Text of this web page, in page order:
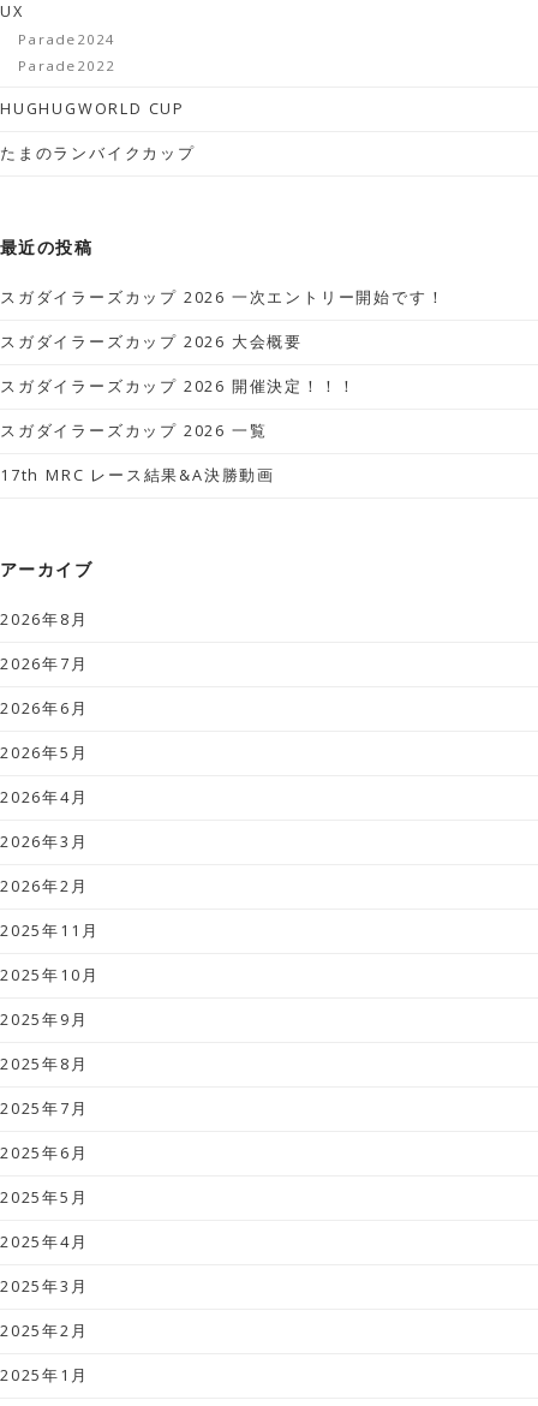
UX
Parade2024
Parade2022
HUGHUGWORLD CUP
たまのランバイクカップ
最近の投稿
スガダイラーズカップ 2026 一次エントリー開始です！
スガダイラーズカップ 2026 大会概要
スガダイラーズカップ 2026 開催決定！！！
スガダイラーズカップ 2026 一覧
17th MRC レース結果&A決勝動画
アーカイブ
2026年8月
2026年7月
2026年6月
2026年5月
2026年4月
2026年3月
2026年2月
2025年11月
2025年10月
2025年9月
2025年8月
2025年7月
2025年6月
2025年5月
2025年4月
2025年3月
2025年2月
2025年1月